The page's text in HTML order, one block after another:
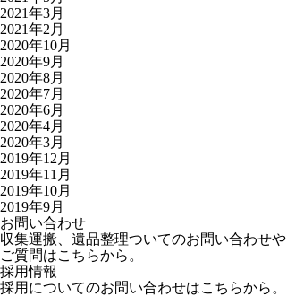
2021年3月
2021年2月
2020年10月
2020年9月
2020年8月
2020年7月
2020年6月
2020年4月
2020年3月
2019年12月
2019年11月
2019年10月
2019年9月
お問い合わせ
収集運搬、遺品整理ついてのお問い合わせや
ご質問はこちらから。
採用情報
採用についてのお問い合わせはこちらから。